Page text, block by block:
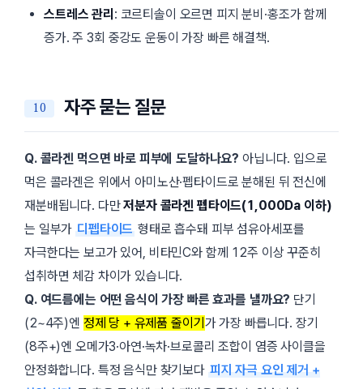
스트레스 관리 : 코르티솔이 오르면 피지 분비·홍조가 함께
증가. 주 3회 중강도 운동이 가장 빠른 해결책.
자주 묻는 질문
Q. 콜라겐 먹으면 바로 피부에 도달하나요? 아닙니다. 입으로
먹은 콜라겐은 위에서 아미노산·펩타이드로 분해된 뒤 전신에
재분배됩니다. 다만저분자 콜라겐 펩타이드(1,000Da 이하)
는 일부가 디펩타이드 형태로 흡수돼 피부 섬유아세포를
자극한다는 보고가 있어, 비타민C와 함께 12주 이상 꾸준히
섭취하면 체감 차이가 있습니다.
Q. 여드름에는 어떤 음식이 가장 빠른 효과를 낼까요? 단기
(2~4주)엔 정제 당 + 유제품 줄이기가 가장 빠릅니다. 장기
(8주+)엔 오메가3·아연·녹차·브로콜리 조합이 염증 사이클을
안정화합니다. 특정 음식만 찾기보다 피지 자극 요인 제거 +